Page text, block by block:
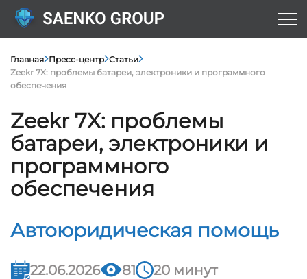
Главная Пресс-центр Статьи
Zeekr 7X: проблемы батареи, электроники и программного
обеспечения
Zeekr 7X: проблемы
батареи, электроники и
программного
обеспечения
Автоюридическая помощь
22.06.2026 81 20 минут